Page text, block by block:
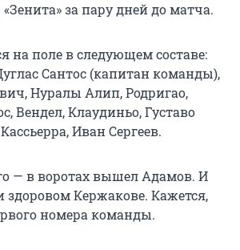
за пару дней до матча.
на поле в следующем составе:
Сантос (капитан команды),
Нуралы Алип, Родригао,
Вендел, Клаудиньо, Густаво
Иван Сергеев.
— в воротах вышел Адамов. И
Кержакове. Кажется,
номера команды.